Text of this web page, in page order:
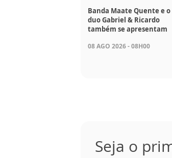
Banda Maate Quente e o
duo Gabriel & Ricardo
também se apresentam
08 AGO 2026 - 08H00
Seja o